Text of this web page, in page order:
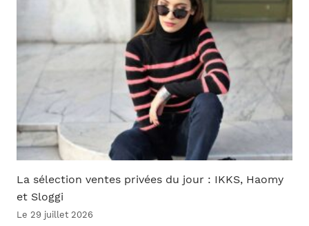
La sélection ventes privées du jour : IKKS, Haomy
et Sloggi
Le 29 juillet 2026